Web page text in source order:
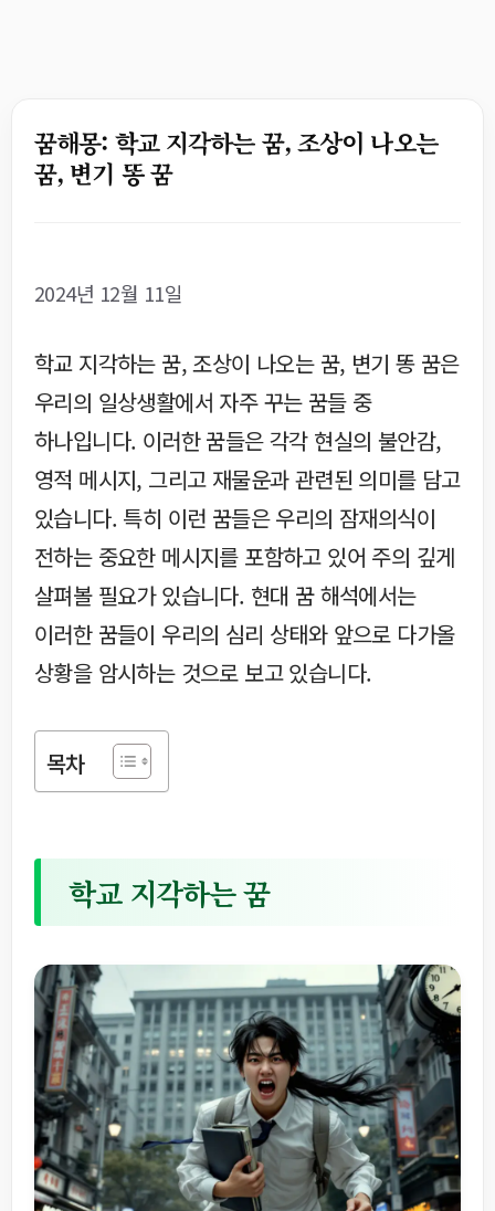
꿈해몽: 학교 지각하는 꿈, 조상이 나오는
꿈, 변기 똥 꿈
2024년 12월 11일
학교 지각하는 꿈, 조상이 나오는 꿈, 변기 똥 꿈은
우리의 일상생활에서 자주 꾸는 꿈들 중
하나입니다. 이러한 꿈들은 각각 현실의 불안감,
영적 메시지, 그리고 재물운과 관련된 의미를 담고
있습니다. 특히 이런 꿈들은 우리의 잠재의식이
전하는 중요한 메시지를 포함하고 있어 주의 깊게
살펴볼 필요가 있습니다. 현대 꿈 해석에서는
이러한 꿈들이 우리의 심리 상태와 앞으로 다가올
상황을 암시하는 것으로 보고 있습니다.
목차
학교 지각하는 꿈